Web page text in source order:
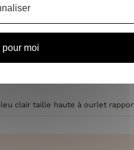
femme
clair taille haute à ourlet
moi